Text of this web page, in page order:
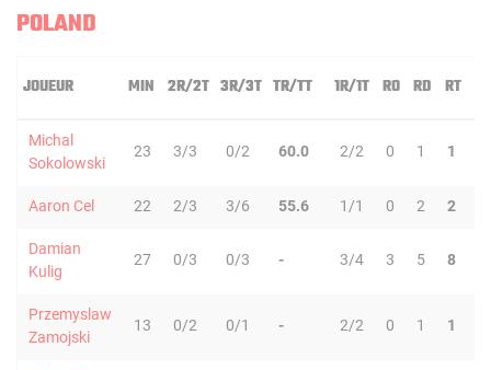
POLAND
JOUEUR MIN 2R/2T 3R/3T TR/TT 1R/1T RO RD RT
Michal
Sokolowski
23 3/3 0/2 60.0 2/2 0 1 1
Aaron Cel 22 2/3 3/6 55.6 1/1 0 2 2
Damian
Kulig
27 0/3 0/3 - 3/4 3 5 8
Przemyslaw
Zamojski
13 0/2 0/1 - 2/2 0 1 1